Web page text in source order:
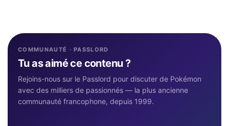
COMMUNAUTÉ · PASSLORD
Tu as aimé ce contenu ?
Rejoins-nous sur le Passlord pour discuter de Pokémon
avec des milliers de passionnés — la plus ancienne
communauté francophone, depuis 1999.